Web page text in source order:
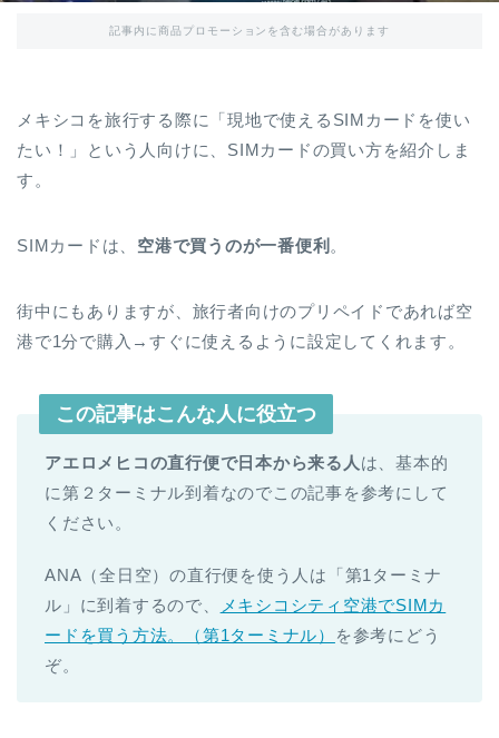
記事内に商品プロモーションを含む場合があります
メキシコを旅行する際に「現地で使えるSIMカードを使い
たい！」という人向けに、SIMカードの買い方を紹介しま
す。
SIMカードは、 空港で買うのが一番便利 。
街中にもありますが、旅行者向けのプリペイドであれば空
港で1分で購入→すぐに使えるように設定してくれます。
この記事はこんな人に役立つ
アエロメヒコの直行便で日本から来る人 は、基本的
に第２ターミナル到着なのでこの記事を参考にして
ください。
ANA（全日空）の直行便を使う人は「第1ターミナ
ル」に到着するので、
メキシコシティ空港でSIMカ
ードを買う方法。（第1ターミナル）
を参考にどう
ぞ。